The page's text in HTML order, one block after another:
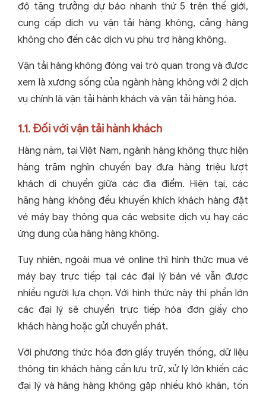
độ tăng trưởng dự báo nhanh thứ 5 trên thế giới,
cung cấp dịch vụ vận tải hàng không, cảng hàng
không cho đến các dịch vụ phụ trợ hàng không.
Vận tải hàng không đóng vai trò quan trọng và được
xem là xương sống của ngành hàng không với 2 dịch
vụ chính là vận tải hành khách và vận tải hàng hóa.
1.1. Đối với vận tải hành khách
Hàng năm, tại Việt Nam, ngành hàng không thực hiện
hàng trăm nghìn chuyến bay đưa hàng triệu lượt
khách di chuyển giữa các địa điểm. Hiện tại, các
hãng hàng không đều khuyến khích khách hàng đặt
vé máy bay thông qua các website dịch vụ hay các
ứng dụng của hãng hàng không.
Tuy nhiên, ngoài mua vé online thì hình thức mua vé
máy bay trực tiếp tại các đại lý bán vé vẫn được
nhiều người lựa chọn. Với hình thức này thì phần lớn
các đại lý sẽ chuyển trực tiếp hóa đơn giấy cho
khách hàng hoặc gửi chuyển phát.
Với phương thức hóa đơn giấy truyền thống, dữ liệu
thông tin khách hàng cần lưu trữ, xử lý lớn khiến các
đại lý và hãng hàng không gặp nhiều khó khăn, tốn